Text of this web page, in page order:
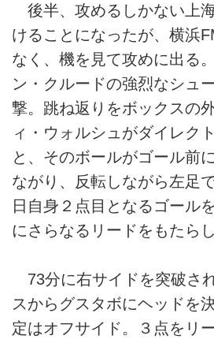
後半、攻めるしかない上
けることになったが、横浜
なく、機を見て攻めに出る
ン・クルードの強烈なシュ
撃。跳ね返りをボックスの
ィ・ウォルシュがダイレク
と、そのボールがゴール前
ながり、反転しながら左足
日自身２点目となるゴール
にさらなるリードをもたらし
73分に右サイドを突破さ
スからグスタボにヘッドを
定はオフサイド。３点をリ